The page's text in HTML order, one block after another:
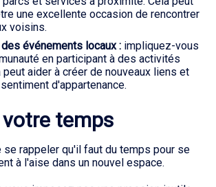
une excellente occasion de rencontrer
voisins.
événements locaux : impliquez-vous
en participant à des activités
peut aider à créer de nouveaux liens et
d'appartenance.
votre temps
rappeler qu'il faut du temps pour se
à l'aise dans un nouvel espace.